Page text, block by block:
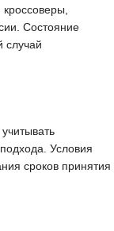
Состояние
случай
Условия
сроков принятия